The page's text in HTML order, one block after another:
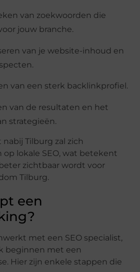
van zoekwoorden die
jouw branche.
van je website-inhoud en
van een sterk backlinkprofiel.
van de resultaten en het
strategieën.
nabij Tilburg zal zich
lokale SEO, wat betekent
zichtbaar wordt voor
Tilburg.
een
met een SEO specialist,
beginnen met een
Hier zijn enkele stappen die